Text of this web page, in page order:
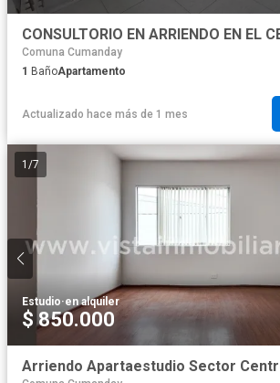
Comuna Cumanday
1 BañoApartamento
Actualizado hace más de 1 mes
1 /7
Estudio·en alquiler
$ 850.000
Arriendo Apartaestudio Sector